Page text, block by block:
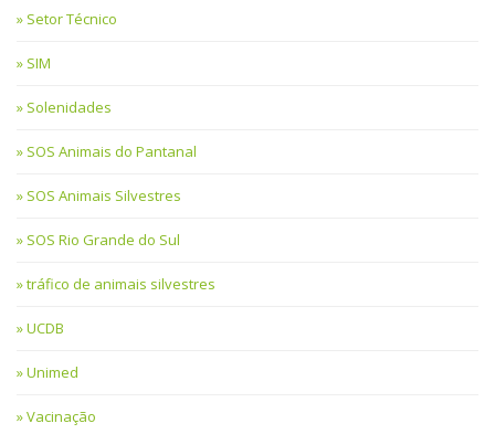
Setor Técnico
SIM
Solenidades
SOS Animais do Pantanal
SOS Animais Silvestres
SOS Rio Grande do Sul
tráfico de animais silvestres
UCDB
Unimed
Vacinação